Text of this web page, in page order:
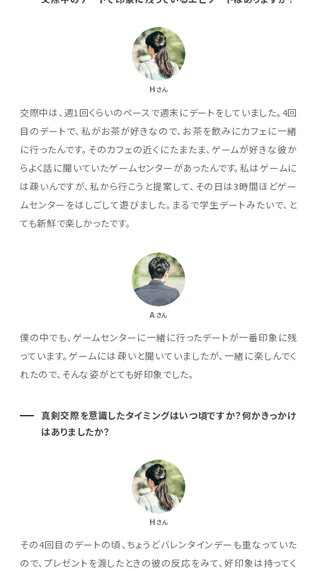
Hさん
交際中は、週1回くらいのペースで週末にデートをしていました。4回
目のデートで、私がお茶が好きなので、お茶を飲みにカフェに一緒
に行ったんです。そのカフェの近くにたまたま、ゲームが好きな彼か
らよく話に聞いていたゲームセンターがあったんです。私はゲームに
は疎いんですが、私から行こうと提案して、その日は3時間ほどゲー
ムセンターをはしごして遊びました。まるで学生デートみたいで、と
ても新鮮で楽しかったです。
Aさん
僕の中でも、ゲームセンターに一緒に行ったデートが一番印象に残
っています。ゲームには疎いと聞いていましたが、一緒に楽しんでく
れたので、そんな姿がとても好印象でした。
真剣交際を意識したタイミングはいつ頃ですか？何かきっかけ
はありましたか？
Hさん
その4回目のデートの頃、ちょうどバレンタインデーも重なっていた
ので、プレゼントを渡したときの彼の反応をみて、好印象は持ってく